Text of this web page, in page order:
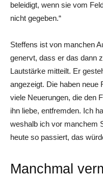
beleidigt, wenn sie vom
nicht gegeben.“
Steffens ist von manchen
genervt, dass er das dann
Lautstärke mitteilt. Er
angezeigt. Die haben neue
viele Neuerungen, die den
ihn liebe, entfremden. Ich
weshalb ich vor manchem
heute so passiert, das
Manchmal